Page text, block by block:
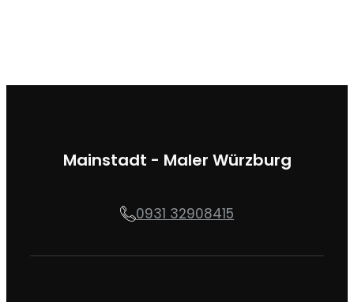
Mainstadt - Maler Würzburg
0931 32908415